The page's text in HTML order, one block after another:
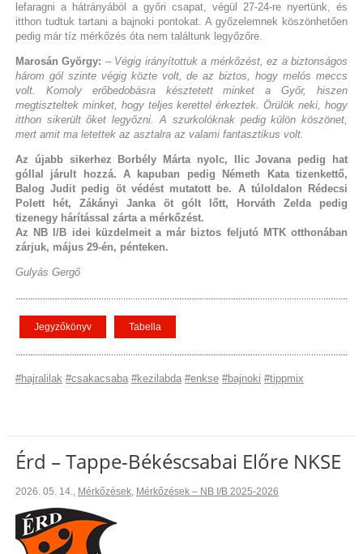
lefaragni a hátrányából a győri csapat, végül 27-24-re nyertünk, és
itthon tudtuk tartani a bajnoki pontokat. A győzelemnek köszönhetően
pedig már tíz mérkőzés óta nem találtunk legyőzőre.
Marosán György: – Végig irányítottuk a mérkőzést, ez a biztonságos
három gól szinte végig közte volt, de az biztos, hogy melós meccs
volt. Komoly erőbedobásra késztetett minket a Győr, hiszen
megtiszteltek minket, hogy teljes kerettel érkeztek. Örülök neki, hogy
itthon sikerült őket legyőzni. A szurkolóknak pedig külön köszönet,
mert amit ma letettek az asztalra az valami fantasztikus volt.
Az újabb sikerhez Borbély Márta nyolc, Ilic Jovana pedig hat
góllal járult hozzá. A kapuban pedig Németh Kata tizenkettő,
Balog Judit pedig öt védést mutatott be. A túloldalon Rédecsi
Polett hét, Zákányi Janka öt gólt lőtt, Horváth Zelda pedig
tizenegy hárítással zárta a mérkőzést.
Az NB I/B idei küzdelmeit a már biztos feljutó MTK otthonában
zárjuk, május 29-én, pénteken.
Gulyás Gergő
Jegyzőkönyv Tabella
#hajralilak #csakacsaba #kezilabda #enkse #bajnoki #tippmix
Érd – Tappe-Békéscsabai Előre NKSE
2026. 05. 14., Mérkőzések, Mérkőzések – NB I/B 2025-2026